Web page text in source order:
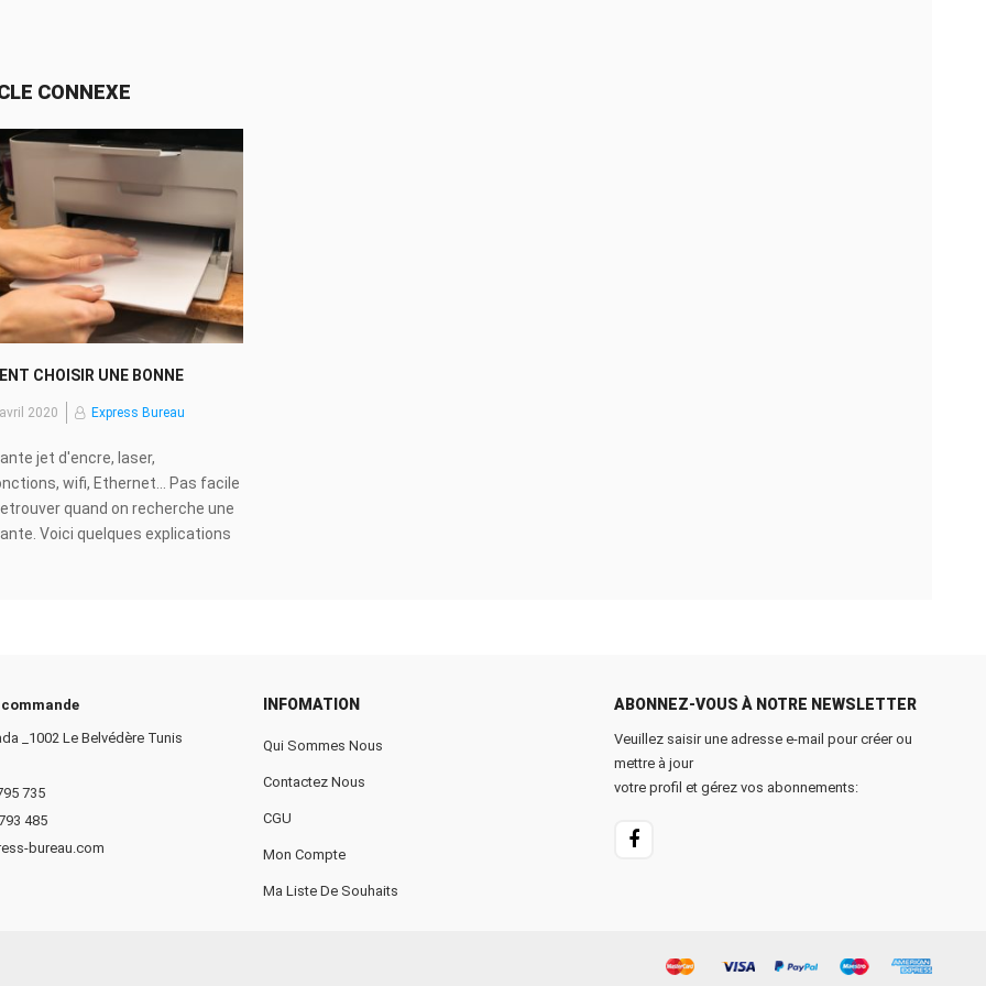
CONNEXE
CHOISIR UNE BONNE
2020 Express Bureau
jet d'encre, laser,
wifi, Ethernet... Pas facile
quand on recherche une
Voici quelques explications
_1002 Le Belvédère Tunis
735
485
bureau.com
INFOMATION
Qui Sommes Nous
Contactez Nous
CGU
Mon Compte
Ma Liste De Souhaits
ABONNEZ-VOUS À NOTRE NEWSLETTER
Veuillez saisir une adresse e-mail pour créer ou
mettre à jour
votre profil et gérez vos abonnements: